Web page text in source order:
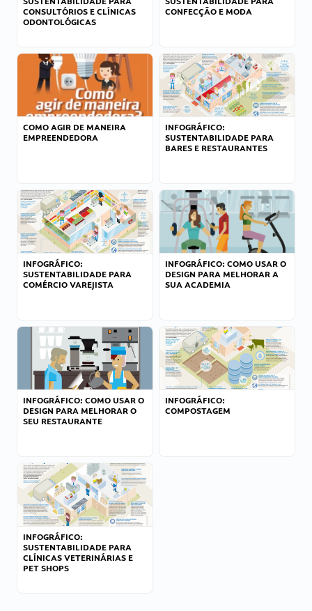
CONSULTÓRIOS E CLÍNICAS
ODONTOLÓGICAS
CONFECÇÃO E MODA
COMO AGIR DE MANEIRA
EMPREENDEDORA
INFOGRÁFICO:
SUSTENTABILIDADE PARA
BARES E RESTAURANTES
INFOGRÁFICO:
SUSTENTABILIDADE PARA
COMÉRCIO VAREJISTA
INFOGRÁFICO: COMO USAR O
DESIGN PARA MELHORAR A
SUA ACADEMIA
INFOGRÁFICO: COMO USAR O
DESIGN PARA MELHORAR O
SEU RESTAURANTE
INFOGRÁFICO:
COMPOSTAGEM
INFOGRÁFICO:
SUSTENTABILIDADE PARA
CLÍNICAS VETERINÁRIAS E
PET SHOPS